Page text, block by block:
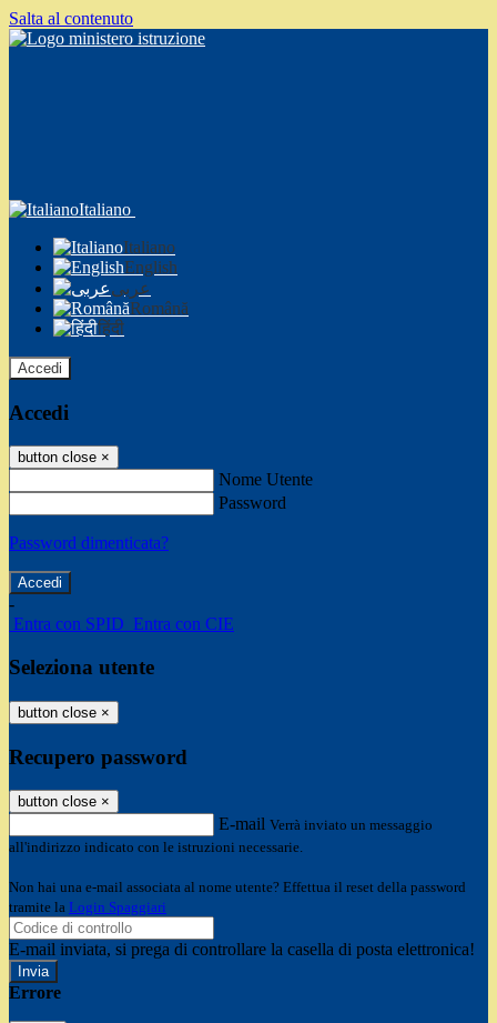
Salta al contenuto
Italiano
Italiano
English
عربى
Română
हिंदी
Accedi
Accedi
button close ×
Nome Utente
Password
Password dimenticata?
-
Entra con SPID Entra con CIE
Seleziona utente
button close ×
Recupero password
button close ×
E-mail Verrà inviato un messaggio
all'indirizzo indicato con le istruzioni necessarie.
Non hai una e-mail associata al nome utente? Effettua il reset della password
tramite la Login Spaggiari
E-mail inviata, si prega di controllare la casella di posta elettronica!
Errore